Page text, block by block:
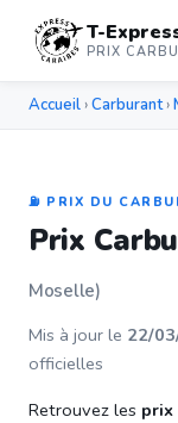
T-
PRIX
Accueil ›Carburant›
⛽ PRIX DU
Prix
Moselle)
Mis à jour le 22/
officielles
Retrouvez les prix